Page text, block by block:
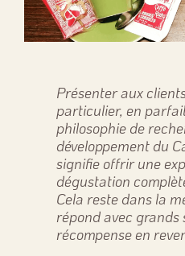
Présenter aux
particulier, en
philosophie de
développement du
signifie offrir une
dégustation
Cela reste dans la
répond avec grands
récompense en